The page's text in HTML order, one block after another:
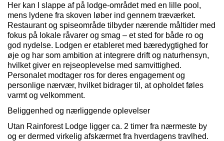
Her kan I slappe af på lodge-området med en lille pool,
mens lydene fra skoven løber ind gennem træværket.
Restaurant og spiseområde tilbyder nærende måltider med
fokus på lokale råvarer og smag – et sted for både ro og
god nydelse. Lodgen er etableret med bæredygtighed for
øje og har som ambition at integrere drift og naturhensyn,
hvilket giver en rejseoplevelse med samvittighed.
Personalet modtager ros for deres engagement og
personlige nærvær, hvilket bidrager til, at opholdet føles
varmt og velkomment.
Beliggenhed og nærliggende oplevelser
Utan Rainforest Lodge ligger ca. 2 timer fra nærmeste by
og er dermed virkelig afskærmet fra hverdagens travlhed.